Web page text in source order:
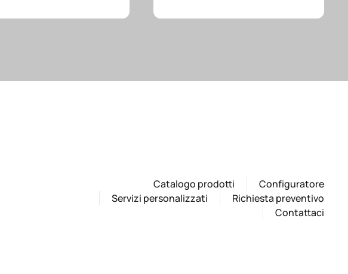
Catalogo prodotti
Configuratore
Servizi personalizzati
Richiesta preventivo
Contattaci